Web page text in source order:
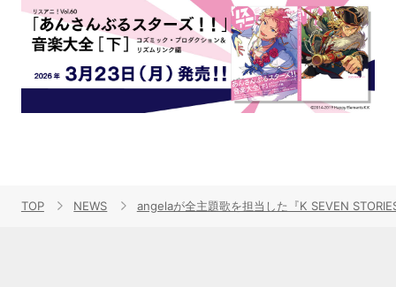
TOP NEWS angelaが全主題歌を担当した『K SEVEN